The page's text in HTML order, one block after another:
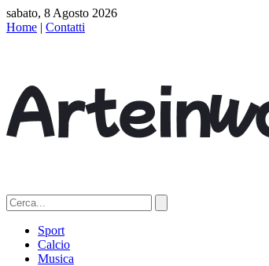
sabato, 8 Agosto 2026
Home | Contatti
Sport
Calcio
Musica